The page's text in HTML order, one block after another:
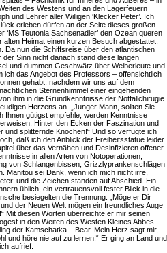
des Westens und an den Lagerfeuern
und Lehrer aller Willigen ‘Klecker Peter’. Ich
erleben dürfen an der Seite dieses großen
Teutonia Sachsenadler’ den Ozean queren
Heimat einen kurzen Besuch abgestattet,
Da nun die Schiffsreise über den atlantischen
Sinn nicht danach stand diese langen
und dummen Geschwätz über Weiberleute und
ich das Angebot des Professors – offensichtlich
gehabt, nachdem wir uns auf dem
Sternenhimmel einer eingehenden
ihm in die Grundkenntnisse der Notfallchirugie
Herzens an. „Junger Mann, sollten Sie
Ihnen gütigst empfehle, werden Kenntnisse
Hinter den Ecken der Faszination und
und splitternde Knochen!“ Und so verfügte ich
daß ich den Anblick der Freiheitsstatue leider
über das Vernähen und Desinfizieren offener
in allen Arten von Notoperationen,
von Schlangenbissen, Grizzlyprankenschlägen
Manitou sei Dank, wenn ich mich nicht irre,
und die Zeichen standen auf Abschied. Ein
üblich, ein vertrauensvoll fester Blick in die
besiegelten die Trennung. „Möge er Dir
der Neuen Welt mögen ein freundliches Auge
Mit diesen Worten überreichte er mir seinen
in den Weiten des Westen Kleines Abbes
der Kamschatka – Bear. Mein Herz sagt mir,
und höre nie auf zu lernen!“ Er ging an Land und
aufrief.